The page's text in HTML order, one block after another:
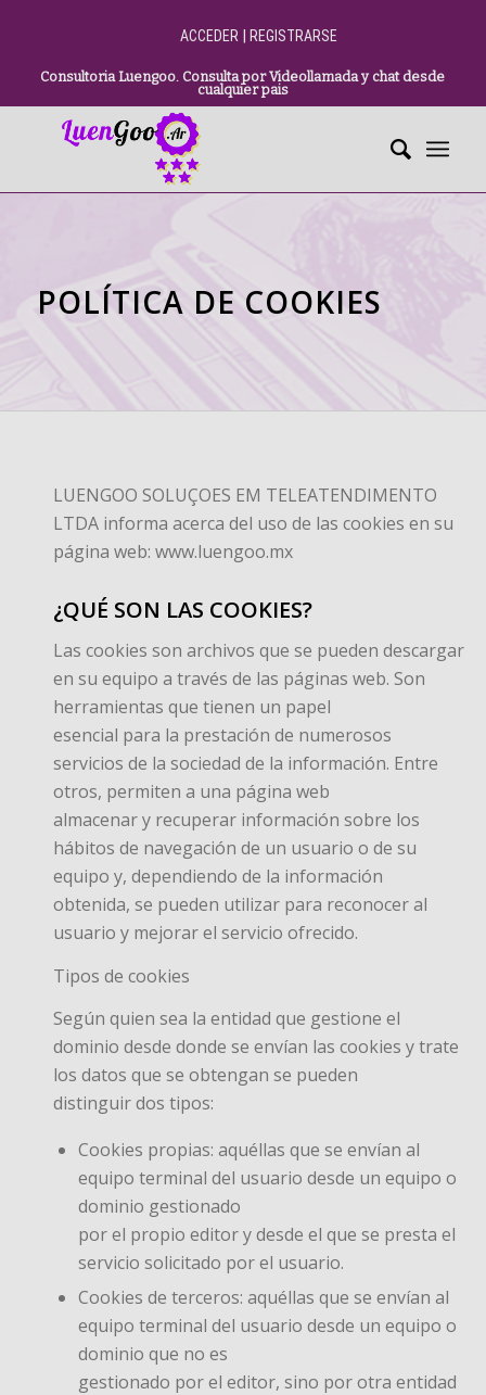
ACCEDER |REGISTRARSE
Consultoria Luengoo. Consulta por Videollamada y chat desde
cualquier pais
POLÍTICA DE COOKIES
LUENGOO SOLUÇOES EM TELEATENDIMENTO
LTDA informa acerca del uso de las cookies en su
página web: www.luengoo.mx
¿QUÉ SON LAS COOKIES?
Las cookies son archivos que se pueden descargar
en su equipo a través de las páginas web. Son
herramientas que tienen un papel
esencial para la prestación de numerosos
servicios de la sociedad de la información. Entre
otros, permiten a una página web
almacenar y recuperar información sobre los
hábitos de navegación de un usuario o de su
equipo y, dependiendo de la información
obtenida, se pueden utilizar para reconocer al
usuario y mejorar el servicio ofrecido.
Tipos de cookies
Según quien sea la entidad que gestione el
dominio desde donde se envían las cookies y trate
los datos que se obtengan se pueden
distinguir dos tipos:
Cookies propias: aquéllas que se envían al
equipo terminal del usuario desde un equipo o
dominio gestionado
por el propio editor y desde el que se presta el
servicio solicitado por el usuario.
Cookies de terceros: aquéllas que se envían al
equipo terminal del usuario desde un equipo o
dominio que no es
gestionado por el editor, sino por otra entidad